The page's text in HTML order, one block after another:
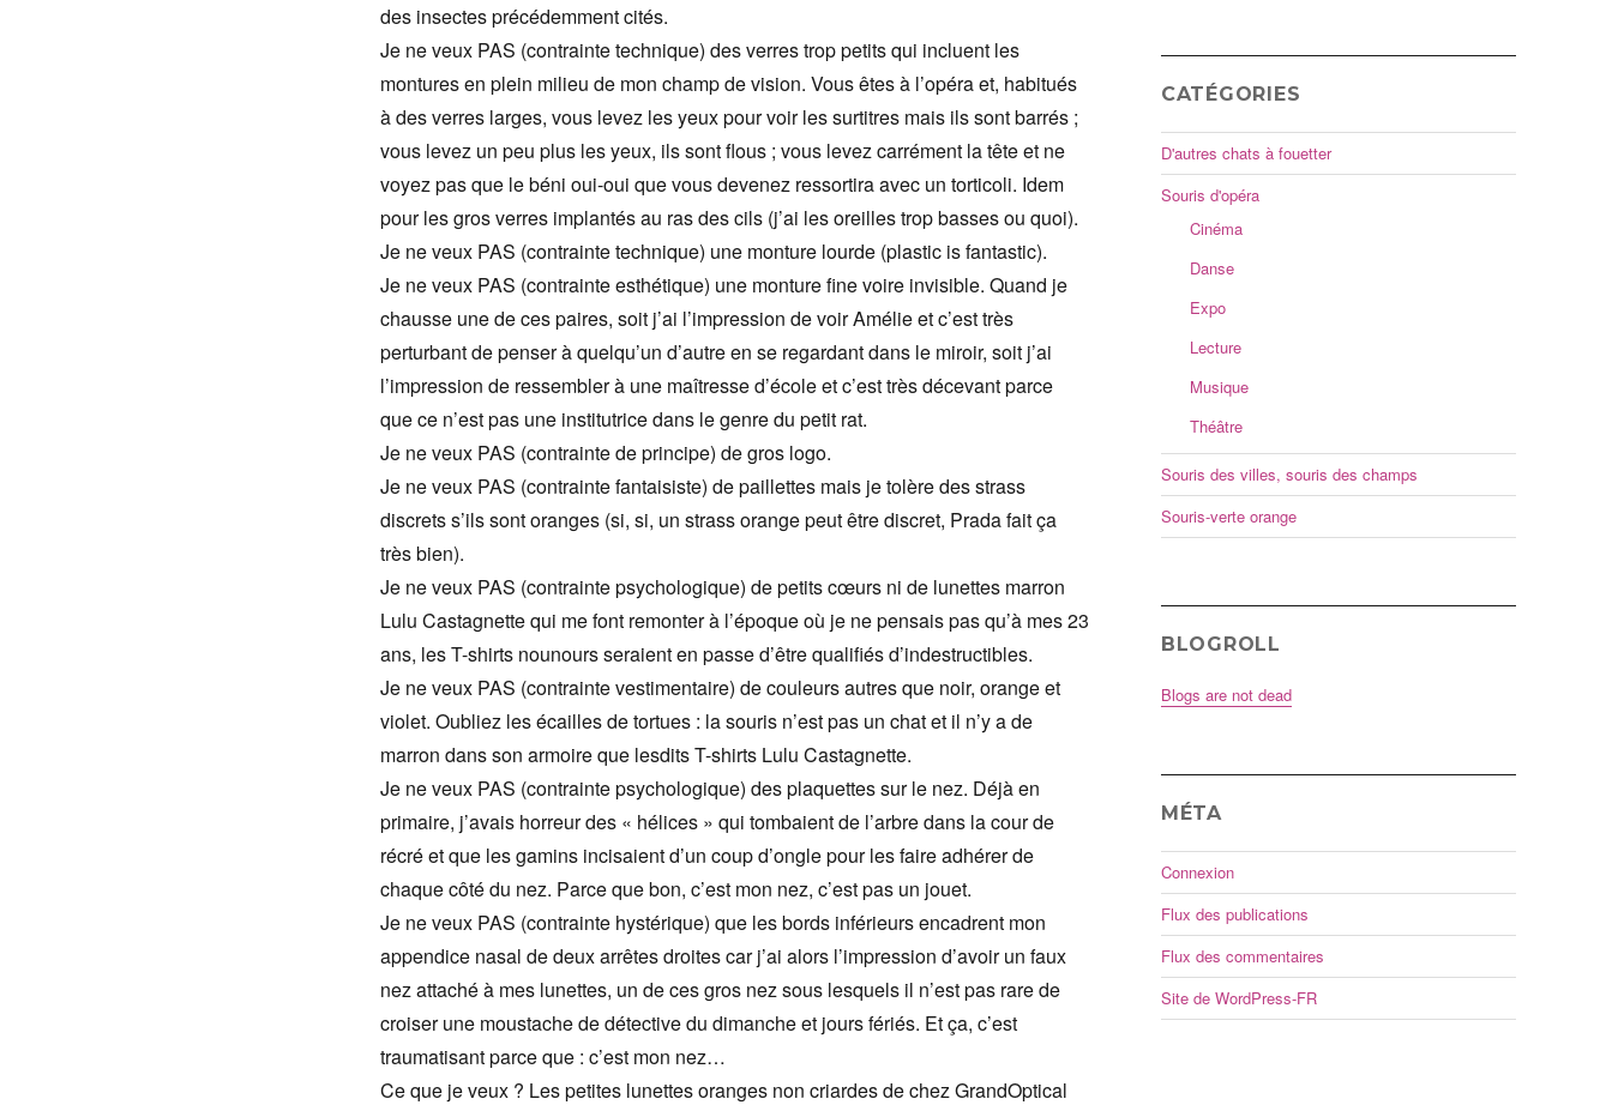
des insectes précédemment cités.
Je ne veux PAS (contrainte technique) des verres trop petits qui incluent les
montures en plein milieu de mon champ de vision. Vous êtes à l’opéra et, habitués
à des verres larges, vous levez les yeux pour voir les surtitres mais ils sont barrés ;
vous levez un peu plus les yeux, ils sont flous ; vous levez carrément la tête et ne
voyez pas que le béni oui-oui que vous devenez ressortira avec un torticoli. Idem
pour les gros verres implantés au ras des cils (j’ai les oreilles trop basses ou quoi).
Je ne veux PAS (contrainte technique) une monture lourde (plastic is fantastic).
Je ne veux PAS (contrainte esthétique) une monture fine voire invisible. Quand je
chausse une de ces paires, soit j’ai l’impression de voir Amélie et c’est très
perturbant de penser à quelqu’un d’autre en se regardant dans le miroir, soit j’ai
l’impression de ressembler à une maîtresse d’école et c’est très décevant parce
que ce n’est pas une institutrice dans le genre du petit rat.
Je ne veux PAS (contrainte de principe) de gros logo.
Je ne veux PAS (contrainte fantaisiste) de paillettes mais je tolère des strass
discrets s’ils sont oranges (si, si, un strass orange peut être discret, Prada fait ça
très bien).
Je ne veux PAS (contrainte psychologique) de petits cœurs ni de lunettes marron
Lulu Castagnette qui me font remonter à l’époque où je ne pensais pas qu’à mes 23
ans, les T-shirts nounours seraient en passe d’être qualifiés d’indestructibles.
Je ne veux PAS (contrainte vestimentaire) de couleurs autres que noir, orange et
violet. Oubliez les écailles de tortues : la souris n’est pas un chat et il n’y a de
marron dans son armoire que lesdits T-shirts Lulu Castagnette.
Je ne veux PAS (contrainte psychologique) des plaquettes sur le nez. Déjà en
primaire, j’avais horreur des « hélices » qui tombaient de l’arbre dans la cour de
récré et que les gamins incisaient d’un coup d’ongle pour les faire adhérer de
chaque côté du nez. Parce que bon, c’est mon nez, c’est pas un jouet.
Je ne veux PAS (contrainte hystérique) que les bords inférieurs encadrent mon
appendice nasal de deux arrêtes droites car j’ai alors l’impression d’avoir un faux
nez attaché à mes lunettes, un de ces gros nez sous lesquels il n’est pas rare de
croiser une moustache de détective du dimanche et jours fériés. Et ça, c’est
traumatisant parce que : c’est mon nez…
Ce que je veux ? Les petites lunettes oranges non criardes de chez GrandOptical
CATÉGORIES
D'autres chats à fouetter
Souris d'opéra
Cinéma
Danse
Expo
Lecture
Musique
Théâtre
Souris des villes, souris des champs
Souris-verte orange
BLOGROLL
Blogs are not dead
MÉTA
Connexion
Flux des publications
Flux des commentaires
Site de WordPress-FR